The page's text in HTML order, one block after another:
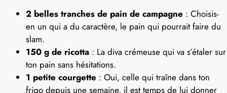
2 belles tranches de pain de campagne : Choisis-
en un qui a du caractère, le pain qui pourrait faire du
slam.
150 g de ricotta : La diva crémeuse qui va s’étaler sur
ton pain sans hésitations.
1 petite courgette : Oui, celle qui traîne dans ton
frigo depuis une semaine, il est temps de lui donner